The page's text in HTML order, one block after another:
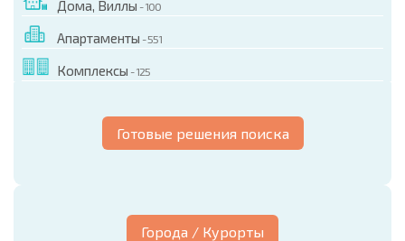
Дома, Виллы - 100
Апартаменты - 551
Комплексы - 125
Готовые решения поиска
Города / Курорты